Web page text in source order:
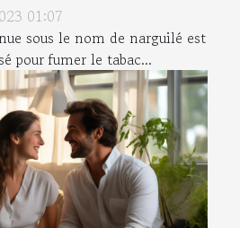
01:07
sous le nom de narguilé est
pour fumer le tabac...